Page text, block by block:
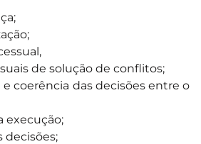
de solução de conflitos;
coerência das decisões entre o
execução;
decisões;